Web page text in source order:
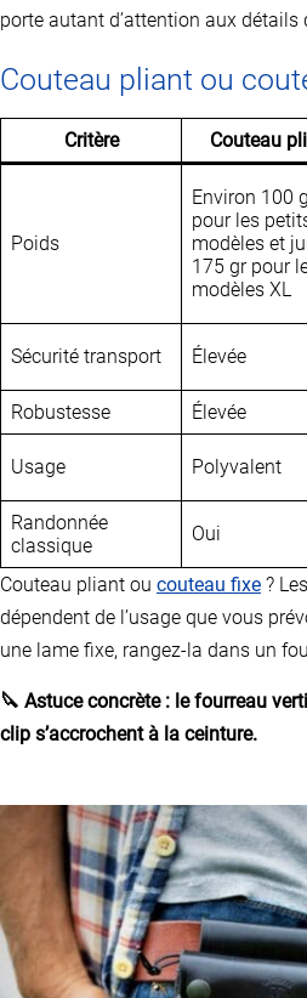
porte autant d’attention aux détails
Couteau pliant ou
Critère Couteau
Poids
Environ 100
pour les
modèles et
175 gr pour
modèles XL
Sécurité transport Élevée
Robustesse
Élevée
Usage Polyvalent
Randonnée
classique
Oui
Couteau pliant ou couteau fixe ?
dépendent de l’usage que vous
une lame fixe, rangez-la dans un
🔪 Astuce concrète : le fourreau
clip s’accrochent à la ceinture.